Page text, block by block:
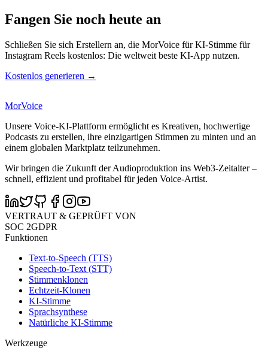
Fangen Sie noch heute an
Schließen Sie sich Erstellern an, die MorVoice für KI-Stimme für
Instagram Reels kostenlos: Die weltweit beste KI-App nutzen.
Kostenlos generieren →
MorVoice
Unsere Voice-KI-Plattform ermöglicht es Kreativen, hochwertige
Podcasts zu erstellen, ihre einzigartigen Stimmen zu minten und an
einem globalen Marktplatz teilzunehmen.
Wir bringen die Zukunft der Audioproduktion ins Web3-Zeitalter –
schnell, effizient und profitabel für jeden Voice-Artist.
VERTRAUT & GEPRÜFT VON
SOC 2GDPR
Funktionen
Text-to-Speech (TTS)
Speech-to-Text (STT)
Stimmenklonen
Echtzeit-Klonen
KI-Stimme
Sprachsynthese
Natürliche KI-Stimme
Werkzeuge